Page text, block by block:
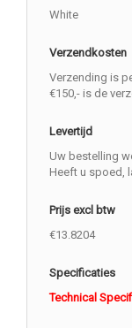
White
Verzendkosten
Verzending is
€150,- is de
Levertijd
Uw bestelling
Heeft u spoed,
Prijs excl btw
€13.8204
Specificaties
Technical